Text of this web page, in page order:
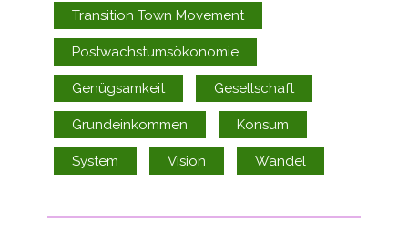
Transition Town Movement
Postwachstumsökonomie
Genügsamkeit Gesellschaft
Grundeinkommen Konsum
System Vision Wandel